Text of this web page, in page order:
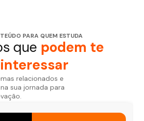
PARA QUEM ESTUDA
que podem te
interessar
relacionados e
sua jornada para